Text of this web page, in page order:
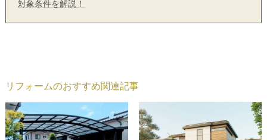
対象条件を解説！
リフォームのおすすめ関連記事